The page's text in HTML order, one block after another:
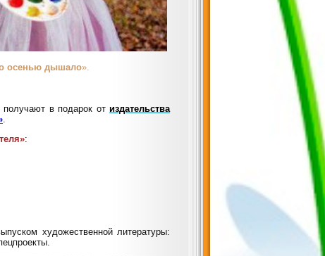
осенью дышало».
получают в подарок отиздательства
.
:
художественной литературы: